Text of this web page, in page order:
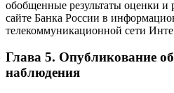
обобщенные результаты оценки
сайте Банка России в
телекоммуникационной сети
Глава 5. Опубликование
наблюдения